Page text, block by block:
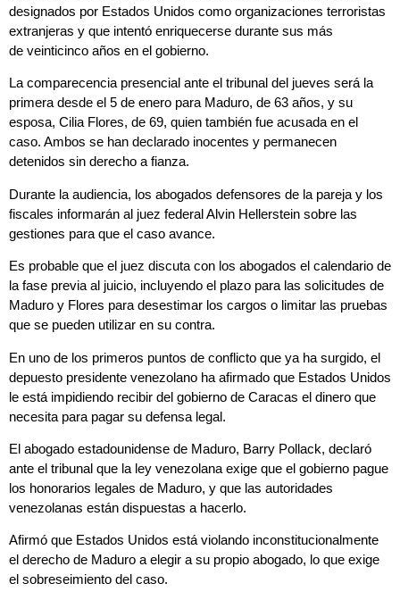
designados por Estados Unidos como organizaciones terroristas
extranjeras y que intentó enriquecerse durante sus más
de veinticinco años en el gobierno.
La comparecencia presencial ante el tribunal del jueves será la
primera desde el 5 de enero para Maduro, de 63 años, y su
esposa, Cilia Flores, de 69, quien también fue acusada en el
caso. Ambos se han declarado inocentes y permanecen
detenidos sin derecho a fianza.
Durante la audiencia, los abogados defensores de la pareja y los
fiscales informarán al juez federal Alvin Hellerstein sobre las
gestiones para que el caso avance.
Es probable que el juez discuta con los abogados el calendario de
la fase previa al juicio, incluyendo el plazo para las solicitudes de
Maduro y Flores para desestimar los cargos o limitar las pruebas
que se pueden utilizar en su contra.
En uno de los primeros puntos de conflicto que ya ha surgido, el
depuesto presidente venezolano ha afirmado que Estados Unidos
le está impidiendo recibir del gobierno de Caracas el dinero que
necesita para pagar su defensa legal.
El abogado estadounidense de Maduro, Barry Pollack, declaró
ante el tribunal que la ley venezolana exige que el gobierno pague
los honorarios legales de Maduro, y que las autoridades
venezolanas están dispuestas a hacerlo.
Afirmó que Estados Unidos está violando inconstitucionalmente
el derecho de Maduro a elegir a su propio abogado, lo que exige
el sobreseimiento del caso.